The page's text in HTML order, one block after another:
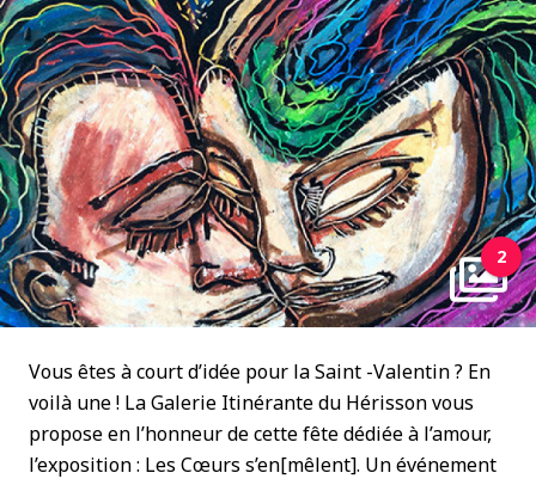
2
Vous êtes à court d’idée pour la Saint -Valentin ? En
voilà une ! La Galerie Itinérante du Hérisson vous
propose en l’honneur de cette fête dédiée à l’amour,
l’exposition : Les Cœurs s’en[mêlent]. Un événement